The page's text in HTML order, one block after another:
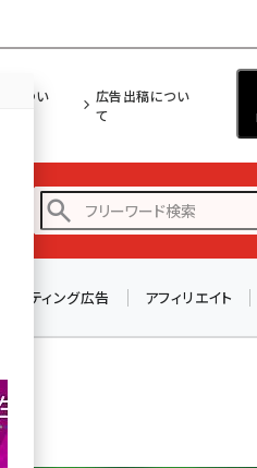
担につい
広告出稿につい
て
リスティング広告 アフィリエイト